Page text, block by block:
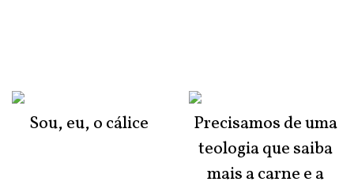
Sou, eu, o cálice
Precisamos de uma
teologia que saiba
mais a carne e a